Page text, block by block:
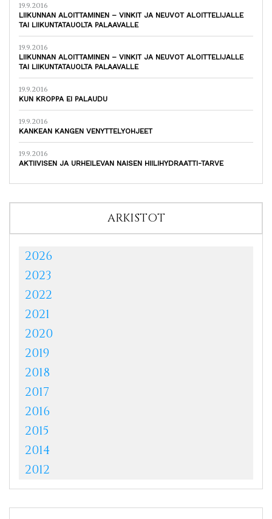
19.9.2016
LIIKUNNAN ALOITTAMINEN – VINKIT JA NEUVOT ALOITTELIJALLE
TAI LIIKUNTATAUOLTA PALAAVALLE
19.9.2016
LIIKUNNAN ALOITTAMINEN – VINKIT JA NEUVOT ALOITTELIJALLE
TAI LIIKUNTATAUOLTA PALAAVALLE
19.9.2016
KUN KROPPA EI PALAUDU
19.9.2016
KANKEAN KANGEN VENYTTELYOHJEET
19.9.2016
AKTIIVISEN JA URHEILEVAN NAISEN HIILIHYDRAATTI-TARVE
ARKISTOT
2026
2023
2022
2021
2020
2019
2018
2017
2016
2015
2014
2012